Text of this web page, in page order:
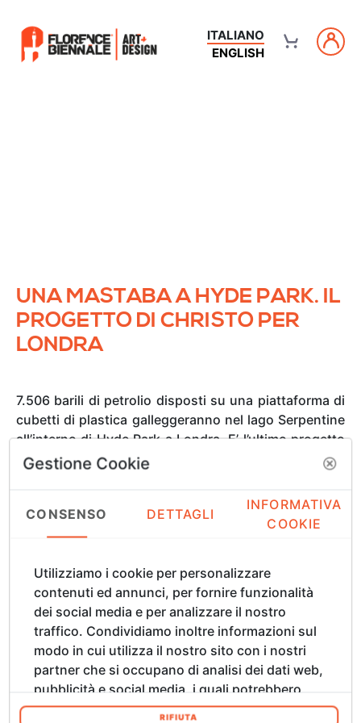
ITALIANO
ENGLISH
UNA MASTABA A HYDE PARK. IL
PROGETTO DI CHRISTO PER
LONDRA
7.506 barili di petrolio disposti su una piattaforma di
cubetti di plastica galleggeranno nel lago Serpentine
all’interno di Hyde Park a Londra. E’ l’ultimo progetto
di Christo, Premio alla Carriera della V Florence
giugno, a due anni da quello del Lago di Iseo “The
Floating Piers”. Così a pochi giorni dalla chiusura di
Brafa Art Fair, dove l’artista bulguro era ospite
di Westminster la sua prossima “fatica”. La nuova
struttura è ispirata alle “mastabe”, monumentali
tombe a tumulo dell’antico Egitto. Sarà alta una
ventina di metri e peserà 500 tonnellate. I colori
dominanti saranno il bianco, il rosso e il blu, come
richiamo alla bandiera inglese. L’inaugurazione
dell’installazione coinciderà con il vernissage della
mostra dedicata a lui e alla moglie (scomparsa nel
Gestione Cookie
CONSENSO DETTAGLI
INFORMATIVA
COOKIE
Utilizziamo i cookie per personalizzare
contenuti ed annunci, per fornire funzionalità
dei social media e per analizzare il nostro
traffico. Condividiamo inoltre informazioni sul
modo in cui utilizza il nostro sito con i nostri
partner che si occupano di analisi dei dati web,
pubblicità e social media, i quali potrebbero
combinarle con altre informazioni che ha
RIFIUTA